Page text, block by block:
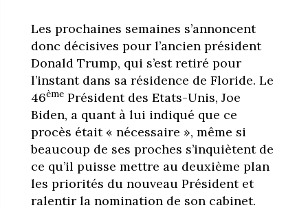
Les prochaines semaines s’annoncent
donc décisives pour l’ancien président
Donald Trump, qui s’est retiré pour
l’instant dans sa résidence de Floride. Le
46èmePrésident des Etats-Unis, Joe
Biden, a quant à lui indiqué que ce
procès était « nécessaire », même si
beaucoup de ses proches s’inquiètent de
ce qu’il puisse mettre au deuxième plan
les priorités du nouveau Président et
ralentir la nomination de son cabinet.